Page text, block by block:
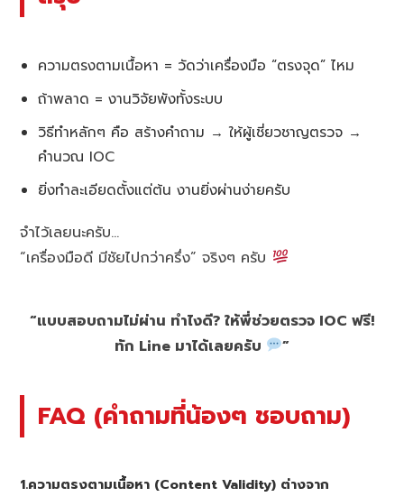
ความตรงตามเนื้อหา = วัดว่าเครื่องมือ “ตรงจุด” ไหม
ถ้าพลาด = งานวิจัยพังทั้งระบบ
วิธีทำหลักๆ คือ สร้างคำถาม → ให้ผู้เชี่ยวชาญตรวจ →
คำนวณ IOC
ยิ่งทำละเอียดตั้งแต่ต้น งานยิ่งผ่านง่ายครับ
จำไว้เลยนะครับ…
“เครื่องมือดี มีชัยไปกว่าครึ่ง” จริงๆ ครับ
“แบบสอบถามไม่ผ่าน ทำไงดี? ให้พี่ช่วยตรวจ IOC ฟรี!
ทัก Line มาได้เลยครับ
”
FAQ (คำถามที่น้องๆ ชอบถาม)
1.ความตรงตามเนื้อหา (Content Validity) ต่างจาก